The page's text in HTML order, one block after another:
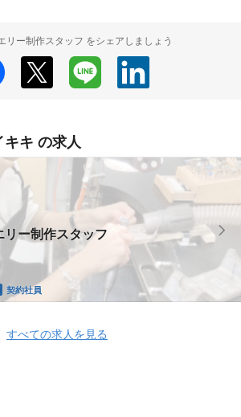
リー制作スタッフ をシェアしましょう
キキ の求人
リー制作スタッフ
契約社員
すべての求人を見る